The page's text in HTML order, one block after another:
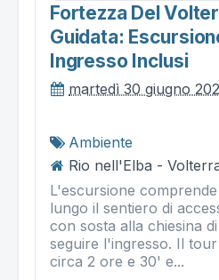
Fortezza Del
Guidata:
Ingresso Inclusi
martedì 30 giugno
Ambiente
Rio nell'Elba -
L'escursione
lungo il sentiero di
con sosta alla chiesina
seguire l'ingresso. Il
circa 2 ore e 30' e...